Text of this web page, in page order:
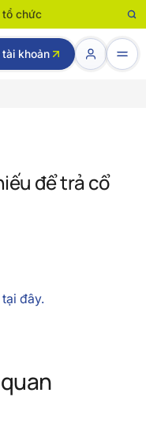
tổ chức
tài khoản
để trả cổ
tại đây.